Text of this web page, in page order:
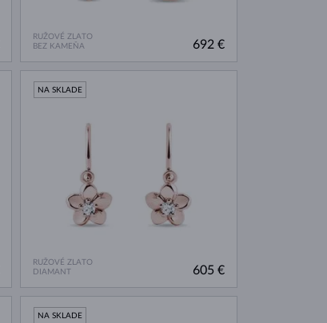
RUŽOVÉ ZLATO
BEZ KAMEŇA
692 €
RUŽOVÉ ZLATO
DIAMANT
NA SKLADE
605 €
NA SKLADE